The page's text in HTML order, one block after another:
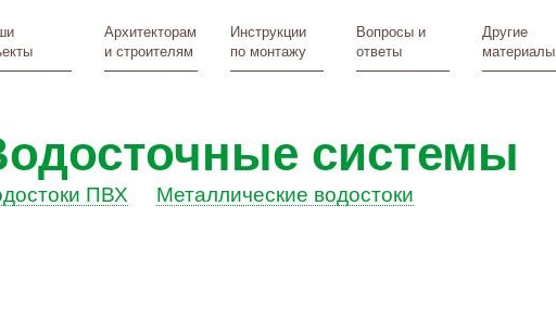
Архитекторам
и строителям
Инструкции
по монтажу
Вопросы и
ответы
Другие
материалы
системы
ПВХ Металлические водостоки